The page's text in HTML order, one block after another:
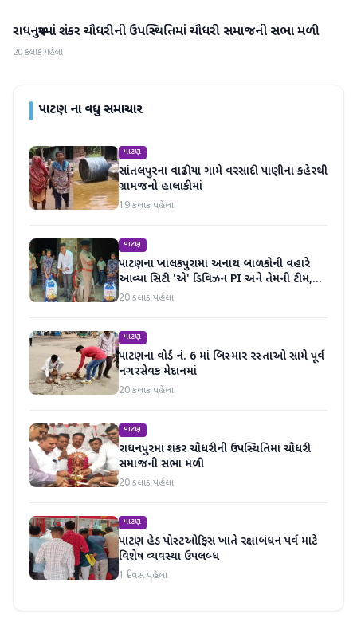
પાટણ
રાધનપુરમાં શંકર ચૌધરીની ઉપસ્થિતિમાં ચૌધરી સમાજની સભા મળી
20 કલાક પહેલા
પાટણના વધુ સમાચાર
પાટણ
સાંતલપુરના વાઢીયા ગામે વરસાદી પાણીના કહેરથી
ગ્રામજનો હાલાકીમાં
19 કલાક પહેલા
પાટણ
પાટણના ખાલકપુરામાં અનાથ બાળકોની વહારે
આવ્યા સિટી 'એ' ડિવિઝન PI અને તેમની ટીમ,
માનવતા મહેકી
20 કલાક પહેલા
પાટણ
પાટણના વોર્ડ નં. 6 માં બિસ્માર રસ્તાઓ સામે પૂર્વ
નગરસેવક મેદાનમાં
20 કલાક પહેલા
પાટણ
રાધનપુરમાં શંકર ચૌધરીની ઉપસ્થિતિમાં ચૌધરી
સમાજની સભા મળી
20 કલાક પહેલા
પાટણ
પાટણ હેડ પોસ્ટઓફિસ ખાતે રક્ષાબંધન પર્વ માટે
વિશેષ વ્યવસ્થા ઉપલબ્ધ
1 દિવસ પહેલા